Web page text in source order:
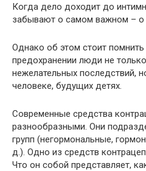
Когда дело доходит до
забывают о самом важном – о
Однако об этом стоит помнить
предохранении люди не
нежелательных последствий,
человеке, будущих детях.
Современные средства
разнообразными. Они
групп (негормональные,
д.). Одно из средств
Что он собой представляет,